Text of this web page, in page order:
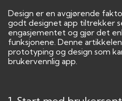
Design er en avgjørende
godt designet app tiltrekker
engasjementet og gjør det
funksjonene. Denne
prototyping og design som
brukervennlig app.